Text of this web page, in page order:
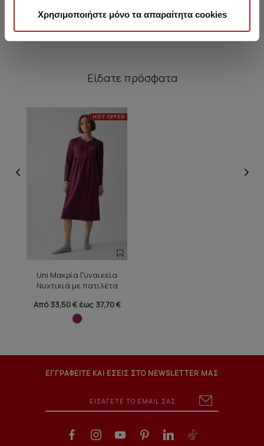
Χρησιμοποιήστε μόνο τα απαραίτητα cookies
Είδατε πρόσφατα
HOT OFFER
Uni Μακρία Γυναικεία
Νυχτικιά με πατιλέτα
Από 33,50 € έως 37,70 €
ΕΓΓΡΑΦΕΙΤΕ ΚΑΙ ΕΣΕΙΣ ΣΤΟ NEWSLETTER ΜΑΣ